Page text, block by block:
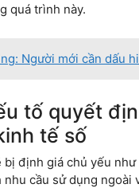
quá trình này.
Người mới cần dấu
tố quyết
tế số
định giá chủ yếu
cầu sử dụng